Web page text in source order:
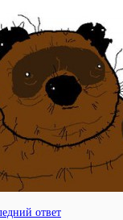
ответ